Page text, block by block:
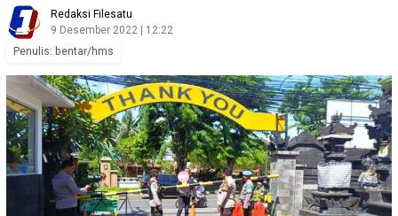
Redaksi Filesatu
9 Desember 2022 | 12:22
Penulis: bentar/hms